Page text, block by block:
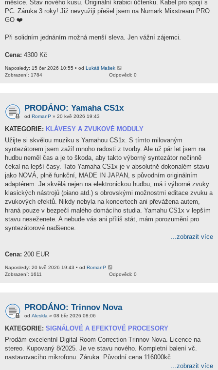
měsíce. Stav nového kusu. Originální krabici účtenku. Kabel pro spojí s
PC. Záruka 3 roky! Již nevyužiji přešel jsem na Numark Mixstream PRO
GO ❤️
Při solidním jednáním možná menší sleva. Jen vážní zájemci.
Cena: 4300 Kč
Naposledy: 15 čer 2026 10:55 • od Lukáš Mašek
Odpovědi: 0
Zobrazení: 1784
PRODÁNO: Yamaha CS1x
od RomanP » 20 kvě 2026 19:43
KATEGORIE: KLÁVESY A ZVUKOVÉ MODULY
Užijte si skvělou muziku s Yamahou CS1x. S tímto milovaným
syntezátorem jsem zažil mnoho radosti z tvorby. Ale už pár let jsem na
hudbu neměl čas a je to škoda, aby takto výborný syntezátor nečinně
čekal na lepší časy. Tato Yamaha CS1x je v absolutně dokonalém stavu
jako NOVÁ, plně funkční, MADE IN JAPAN, s původním originálním
adaptérem. Je skvělá nejen na elektronickou hudbu, má i výborné zvuky
klasických nástrojů (piano atd.) s obrovskými možnostmi editace zvuku a
zvukových efektů. Nikdy nebyla na koncertech ani převážena autem,
hraná pouze v bezpečí malého domácího studia. Yamahu CS1x v lepším
stavu neseženete. A nebude vás ani příliš stát, mám porozumění pro
syntezátorové nadšence.
...zobrazit více
Cena: 200 EUR
Naposledy: 20 kvě 2026 19:43 • od RomanP
Odpovědi: 0
Zobrazení: 1611
PRODÁNO: Trinnov Nova
od Aleskla » 08 bře 2026 08:06
KATEGORIE: SIGNÁLOVÉ A EFEKTOVÉ PROCESORY
Prodám excelentní Digital Room Correction Trinnov Nova. Licence na
stereo. Kupovaný 8/2025. Je ve stavu nového. Kompletní balení vč.
nastavovacího mikrofonu. Záruka. Původní cena 116000kč
...zobrazit více